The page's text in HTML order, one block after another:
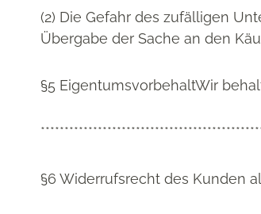
(2) Die Gefahr des zufälligen
Übergabe der Sache an den
§5 EigentumsvorbehaltWir
§6 Widerrufsrecht des Kunden